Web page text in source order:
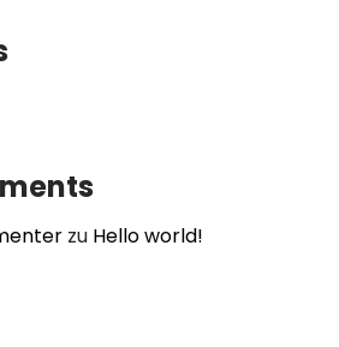
zu Hello world!